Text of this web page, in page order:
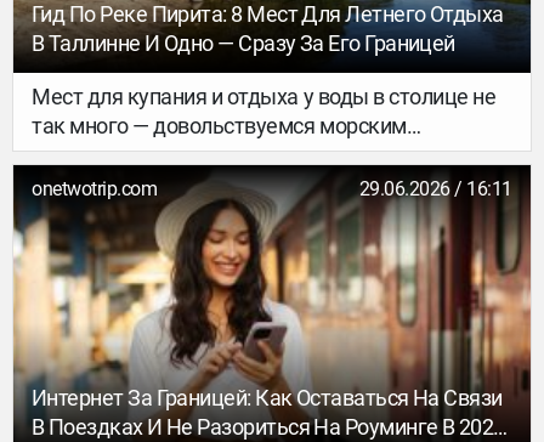
Гид По Реке Пирита: 8 Мест Для Летнего Отдыха
В Таллинне И Одно — Сразу За Его Границей
Мест для купания и отдыха у воды в столице не
так много — довольствуемся морским
побережьем, озером Харку и рекой Пирита. Если
с морем и озером все понятно, то у реки надо
знать места. Здесь нет одной длинной пляжной
полосы. Вместо нее — целая цепочка небольших
мест, где можно расстелить полотенце, устроить
пикник, спустить на воду SUP или каяк, а в
некоторых местах и искупаться.
onetwotrip.com 29.06.2026 / 16:11
Интернет За Границей: Как Оставаться На Связи
В Поездках И Не Разориться На Роуминге В 2026